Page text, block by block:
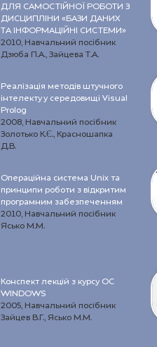
ДЛЯ САМОСТІЙНОЇ РОБОТИ З
ДИСЦИПЛІНИ «БАЗИ ДАНИХ
ТА ІНФОРМАЦІЙНІ СИСТЕМИ»
2010, Навчальний посібник
Дзюба П.А., Зайцева Т.А.
Реалізація методів штучного
інтелекту у середовищі Visual
Prolog
2008, Навчальний посібник
Золотько К.Є., Красношапка
Д.В.
Операційна система Unix та
принципи роботи з відкритим
програмним забезпеченням
2010, Навчальний посібник
Ясько М.М.
Конспект лекцій з курсу OC
WINDOWS
2005, Навчальний посібник
Зайцев В.Г., Ясько М.М.